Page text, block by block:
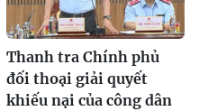
Thanh tra Chính phủ
đối thoại giải quyết
khiếu nại của công dân